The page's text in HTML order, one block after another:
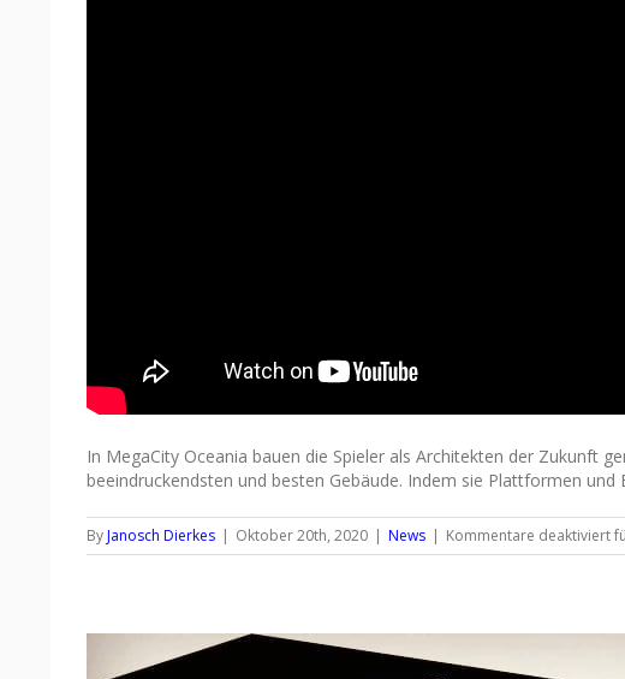
In MegaCity Oceania bauen die Spieler als Architekten der Zukunft
beeindruckendsten und besten Gebäude. Indem sie Plattformen
ByJanosch Dierkes | Oktober 20th, 2020 | News | Kommentare deaktiviert